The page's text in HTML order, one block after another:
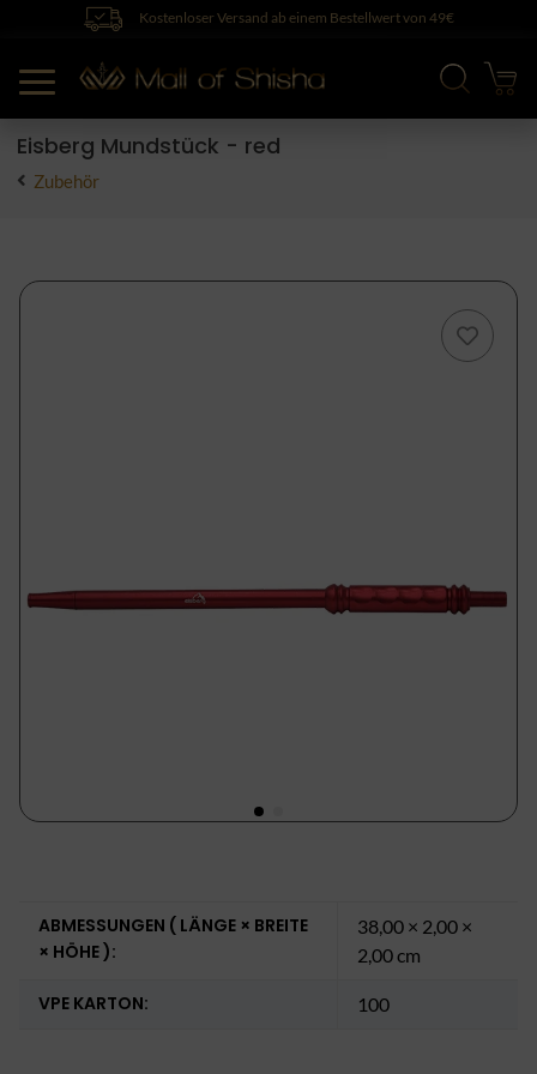
Kostenloser Versand ab einem Bestellwert von 49€
Eisberg Mundstück - red
Zubehör
ABMESSUNGEN ( LÄNGE × BREITE
× HÖHE ):
38,00 × 2,00 ×
2,00 cm
VPE KARTON: 100